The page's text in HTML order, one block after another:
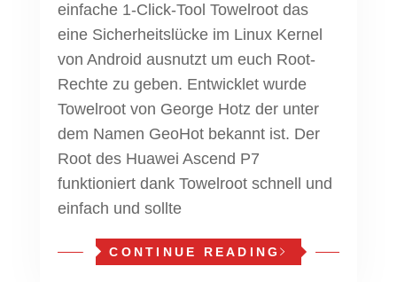
einfache 1-Click-Tool Towelroot das
eine Sicherheitslücke im Linux Kernel
von Android ausnutzt um euch Root-
Rechte zu geben. Entwicklet wurde
Towelroot von George Hotz der unter
dem Namen GeoHot bekannt ist. Der
Root des Huawei Ascend P7
funktioniert dank Towelroot schnell und
einfach und sollte
CONTINUE READING